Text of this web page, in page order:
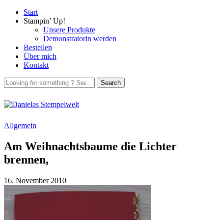
Start
Stampin’ Up!
Unsere Produkte
Demonstratorin werden
Bestellen
Über mich
Kontakt
Allgemein
Am Weihnachtsbaume die Lichter
brennen,
16. November 2010